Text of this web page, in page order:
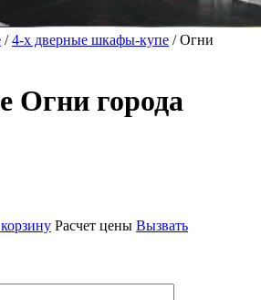
/4-х дверные шкафы-купе / Огни
Огни города
Расчет цены Вызвать